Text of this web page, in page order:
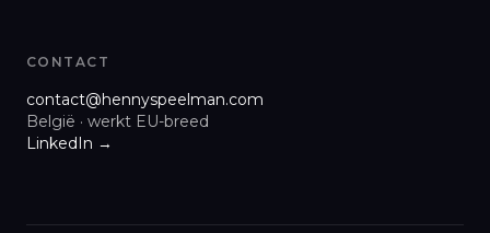
CONTACT
contact@hennyspeelman.com
België · werkt EU-breed
LinkedIn →